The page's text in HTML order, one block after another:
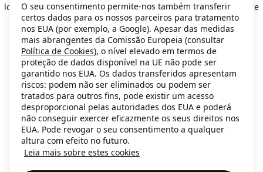
loadingsecondhand.ikea.com (see the browser console for more
information).
O seu consentimento permite-nos também transferir
certos dados para os nossos parceiros para tratamento
nos EUA (por exemplo, a Google). Apesar das medidas
mais abrangentes da Comissão Europeia (consultar
Política de Cookies), o nível elevado em termos de
proteção de dados disponível na UE não pode ser
garantido nos EUA. Os dados transferidos apresentam
riscos: podem não ser eliminados ou podem ser
tratados para outros fins, pode existir um acesso
desproporcional pelas autoridades dos EUA e poderá
não conseguir exercer eficazmente os seus direitos nos
EUA. Pode revogar o seu consentimento a qualquer
altura com efeito no futuro.
Leia mais sobre estes cookies